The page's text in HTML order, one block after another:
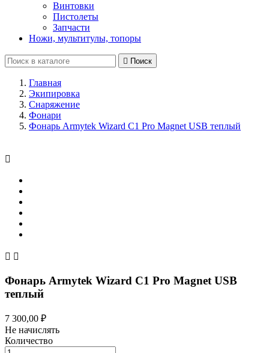
Винтовки
Пистолеты
Запчасти
Ножи, мультитулы, топоры
 Поиск
Главная
Экипировка
Снаряжение
Фонари
Фонарь Armytek Wizard С1 Pro Magnet USB теплый

 
Фонарь Armytek Wizard С1 Pro Magnet USB
теплый
7 300,00 ₽
Не начислять
Количество